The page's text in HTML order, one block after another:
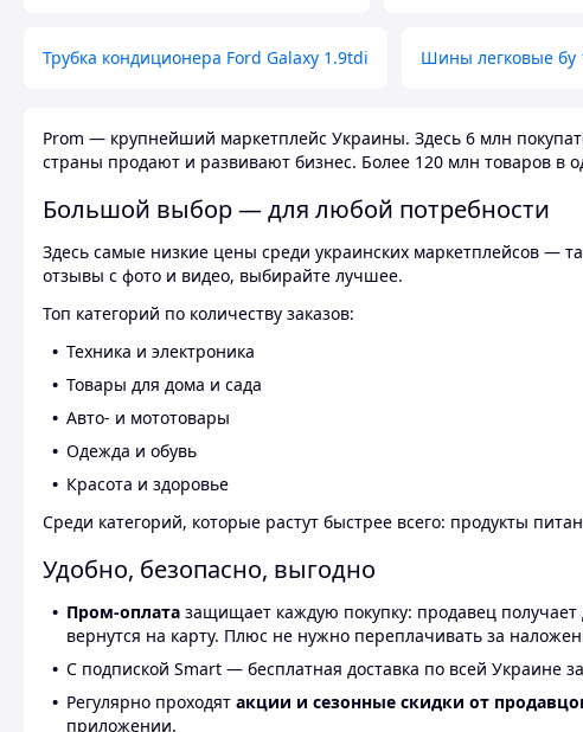
Трубка кондиционера Ford Galaxy 1.9tdi Шины легковые бу
Prom — крупнейший маркетплейс Украины. Здесь 6 млн
страны продают и развивают бизнес. Более 120 млн товаров в
Большой выбор — для любой потребности
Здесь самые низкие цены среди украинских маркетплейсов —
отзывы с фото и видео, выбирайте лучшее.
Топ категорий по количеству заказов:
Техника и электроника
Товары для дома и сада
Авто- и мототовары
Одежда и обувь
Красота и здоровье
Среди категорий, которые растут быстрее всего: продукты
Удобно, безопасно, выгодно
Пром-оплата защищает каждую покупку: продавец получает
вернутся на карту. Плюс не нужно переплачивать за
С подпиской Smart — бесплатная доставка по всей Украине
Регулярно проходят акции и сезонные скидки от
приложении.